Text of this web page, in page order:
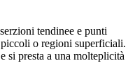
tendinee e punti
o regioni superficiali.
si presta a una molteplicità